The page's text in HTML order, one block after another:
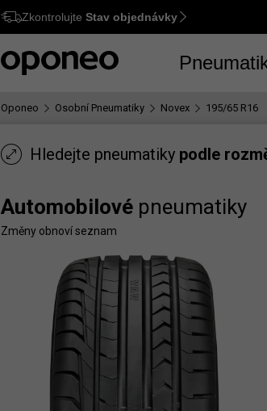
Ctrl M
Zkontrolujte Stav objednávky
Oponeo Osobní Pneumatiky Novex 195/65 R16
Hledejte pneumatiky podle
Automobilové pneumatiky
Změny obnoví seznam